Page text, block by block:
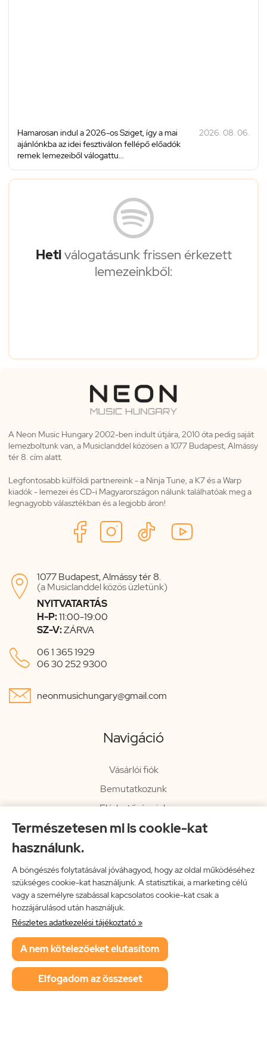
Természetesen mi is cookie-kat
használunk.
A böngészés folytatásával jóváhagyod, hogy az oldal működéséhez
szükséges cookie-kat használjunk. A statisztikai, a marketing célú
vagy a személyre szabással kapcsolatos cookie-kat csak a
hozzájárulásod után használjuk.
Részletes adatkezelési tájékoztató »
A nem kötelezőeket elutasítom
Elfogadom az összeset
Hamarosan indul a 2026-os Sziget, így a mai
ajánlónkba az idei fesztiválon fellépő előadók
remek lemezeiből válogattu...
2026. 08. 06.
Hetiválogatásunk frissen érkezett
lemezeinkből:
A Neon Music Hungary 2002-ben indult útjára, 2010 óta pedig saját
lemezboltunk van, a Musiclanddel közösen a 1077 Budapest, Almássy
tér 8. cím alatt.
Legfontosabb külföldi partnereink - a Ninja Tune, a K7 és a Warp
kiadók - lemezei és CD-i Magyarországon nálunk találhatóak meg a
legnagyobb választékban és a legjobb áron!

1077 Budapest, Almássy tér 8.
(a Musiclanddel közös üzletünk)
NYITVATARTÁS
H-P:11:00-19:00
SZ-V:ZÁRVA
 06 1 365 1929
06 30 252 9300
 neonmusichungary@gmail.com
Navigáció
Vásárlói fiók
Bemutatkozunk
Elérhetőségeink
Hírlevél
Impresszum
Vissza a főoldalra
Neon Music Hungary Bt.
ÁSZF
Adatkezelési tájékoztató